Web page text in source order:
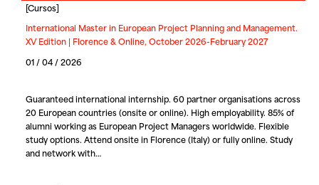
[Cursos]
International Master in European Project Planning and Management.
XV Edition | Florence & Online, October 2026-February 2027
01 / 04 / 2026
Guaranteed international internship. 60 partner organisations across
20 European countries (onsite or online). High employability. 85% of
alumni working as European Project Managers worldwide. Flexible
study options. Attend onsite in Florence (Italy) or fully online. Study
and network with…